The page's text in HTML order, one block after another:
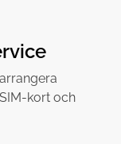
kort och